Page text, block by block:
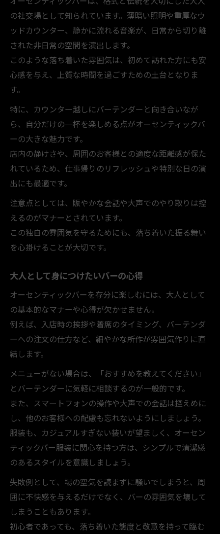
の社交場として知られています。薄暗い照明や重厚なウ
ッドカウンター、静かに流れる音楽が、日常から切り離
された非日常の空間を演出します。
このような落ち着いた雰囲気は、初めて訪れた方にも安
心感を与え、上質な時間を過ごすための土台となりま
す。
特に、カウンター越しにバーテンダーと向き合いなが
ら、自分だけの一杯を楽しめる点がオーセンティックバ
ーの大きな魅力です。
店内の静けさや、周囲のお客様との適度な距離感が保た
れているため、仕事帰りのリフレッシュや特別な日の演
出にも最適です。
注意点としては、賑やかな会話や大声でのやり取りは控
えるのがマナーとされています。
この独自の雰囲気を守るためにも、落ち着いた振る舞い
を心掛けることが大切です。
大人として身につけたいバーの心得
オーセンティックバーを存分に楽しむには、大人として
の基本的なマナーや心得が欠かせません。
例えば、入店時の挨拶や着席のタイミング、バーテンダ
ーへの注文の仕方など、細やかな所作が雰囲気作りに直
結します。
メニューがない場合は、「おすすめを教えてください」
とバーテンダーに気軽に相談するのが一般的です。
また、スマートフォンの操作や大声での会話は控えめに
し、他のお客様への配慮も忘れないようにしましょう。
服装も、カジュアルすぎない装いが望ましく、オーセン
ティックバー服装に関心を持つ方は、シンプルで清潔感
のあるスタイルを意識しましょう。
失敗例として、場の空気を読まずに騒いでしまうと、周
囲に不快感を与えるだけでなく、バーの雰囲気を壊して
しまうこともあります。
初心者であっても、落ち着いた態度と敬意を持って臨む